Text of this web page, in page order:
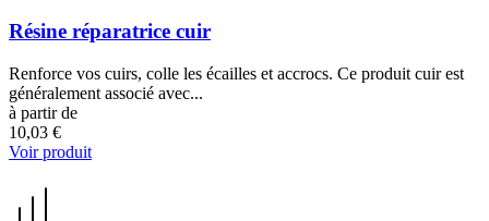
Résine réparatrice cuir
Renforce vos cuirs, colle les écailles et accrocs. Ce produit cuir est
généralement associé avec...
à partir de
10,03 €
Voir produit